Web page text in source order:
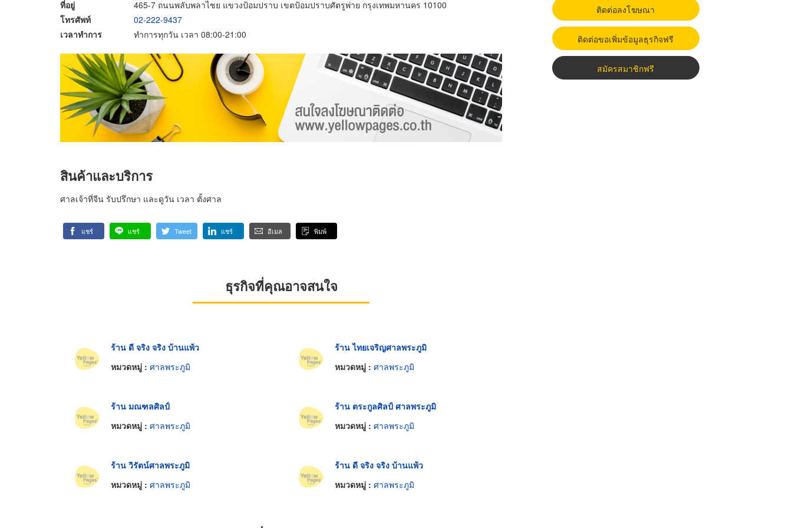
ที่อยู่
465-7 ถนนพลับพลาไชย แขวงป้อมปราบ เขตป้อมปราบศัตรูพ่าย กรุงเทพมหานคร 10100
โทรศัพท์
02-222-9437
เวลาทำการ
ทำการทุกวัน เวลา 08:00-21:00
สินค้าและบริการ
ศาลเจ้าที่จีน รับปรึกษา และดูวัน เวลา ตั้งศาล
แชร์ แชร์ Tweet แชร์ อีเมล พิมพ์
ธุรกิจที่คุณอาจสนใจ
ร้าน ดี จริง จริง บ้านแพ้ว
หมวดหมู่ : ศาลพระภูมิ
ร้าน ไทยเจริญศาลพระภูมิ
หมวดหมู่ : ศาลพระภูมิ
ร้าน มณฑลศิลป์
หมวดหมู่ : ศาลพระภูมิ
ร้าน ตระกูลศิลป์ ศาลพระภูมิ
หมวดหมู่ : ศาลพระภูมิ
ร้าน วิรัตน์ศาลพระภูมิ
หมวดหมู่ : ศาลพระภูมิ
ร้าน ดี จริง จริง บ้านแพ้ว
หมวดหมู่ : ศาลพระภูมิ
ติดต่อลงโฆษณา
ติดต่อขอเพิ่มข้อมูลธุรกิจฟรี
สมัครสมาชิกฟรี